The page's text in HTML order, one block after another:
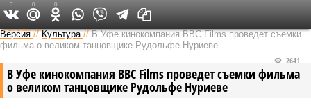
Федеральный выпуск
Версия //Культура //В Уфе кинокомпания ВВС Films проведет съемки
фильма о великом танцовщике Рудольфе Нуриеве
В Уфе кинокомпания ВВС Films проведет съемки фильма
о великом танцовщике Рудольфе Нуриеве
2641
0 0 0